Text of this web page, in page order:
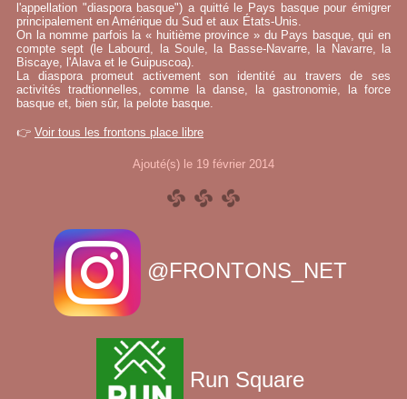
l'appellation "diaspora basque") a quitté le Pays basque pour émigrer
principalement en Amérique du Sud et aux États-Unis.
On la nomme parfois la « huitième province » du Pays basque, qui en
compte sept (le Labourd, la Soule, la Basse-Navarre, la Navarre, la
Biscaye, l'Alava et le Guipuscoa).
La diaspora promeut activement son identité au travers de ses
activités tradtionnelles, comme la danse, la gastronomie, la force
basque et, bien sûr, la pelote basque.
👉 Voir tous les frontons place libre
Ajouté(s) le 19 février 2014
@FRONTONS_NET
Run Square